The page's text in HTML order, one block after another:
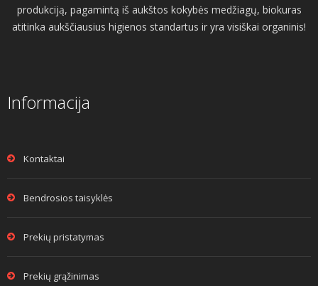
produkciją, pagamintą iš aukštos kokybės medžiagų, biokuras
atitinka aukščiausius higienos standartus ir yra visiškai organinis!
Informacija
Kontaktai
Bendrosios taisyklės
Prekių pristatymas
Prekių grąžinimas